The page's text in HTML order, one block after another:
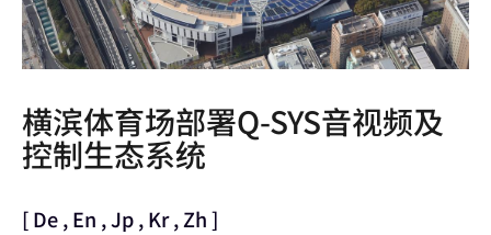
横滨体育场部署Q-SYS音视频及
控制生态系统
[De,En ,Jp,Kr,Zh]